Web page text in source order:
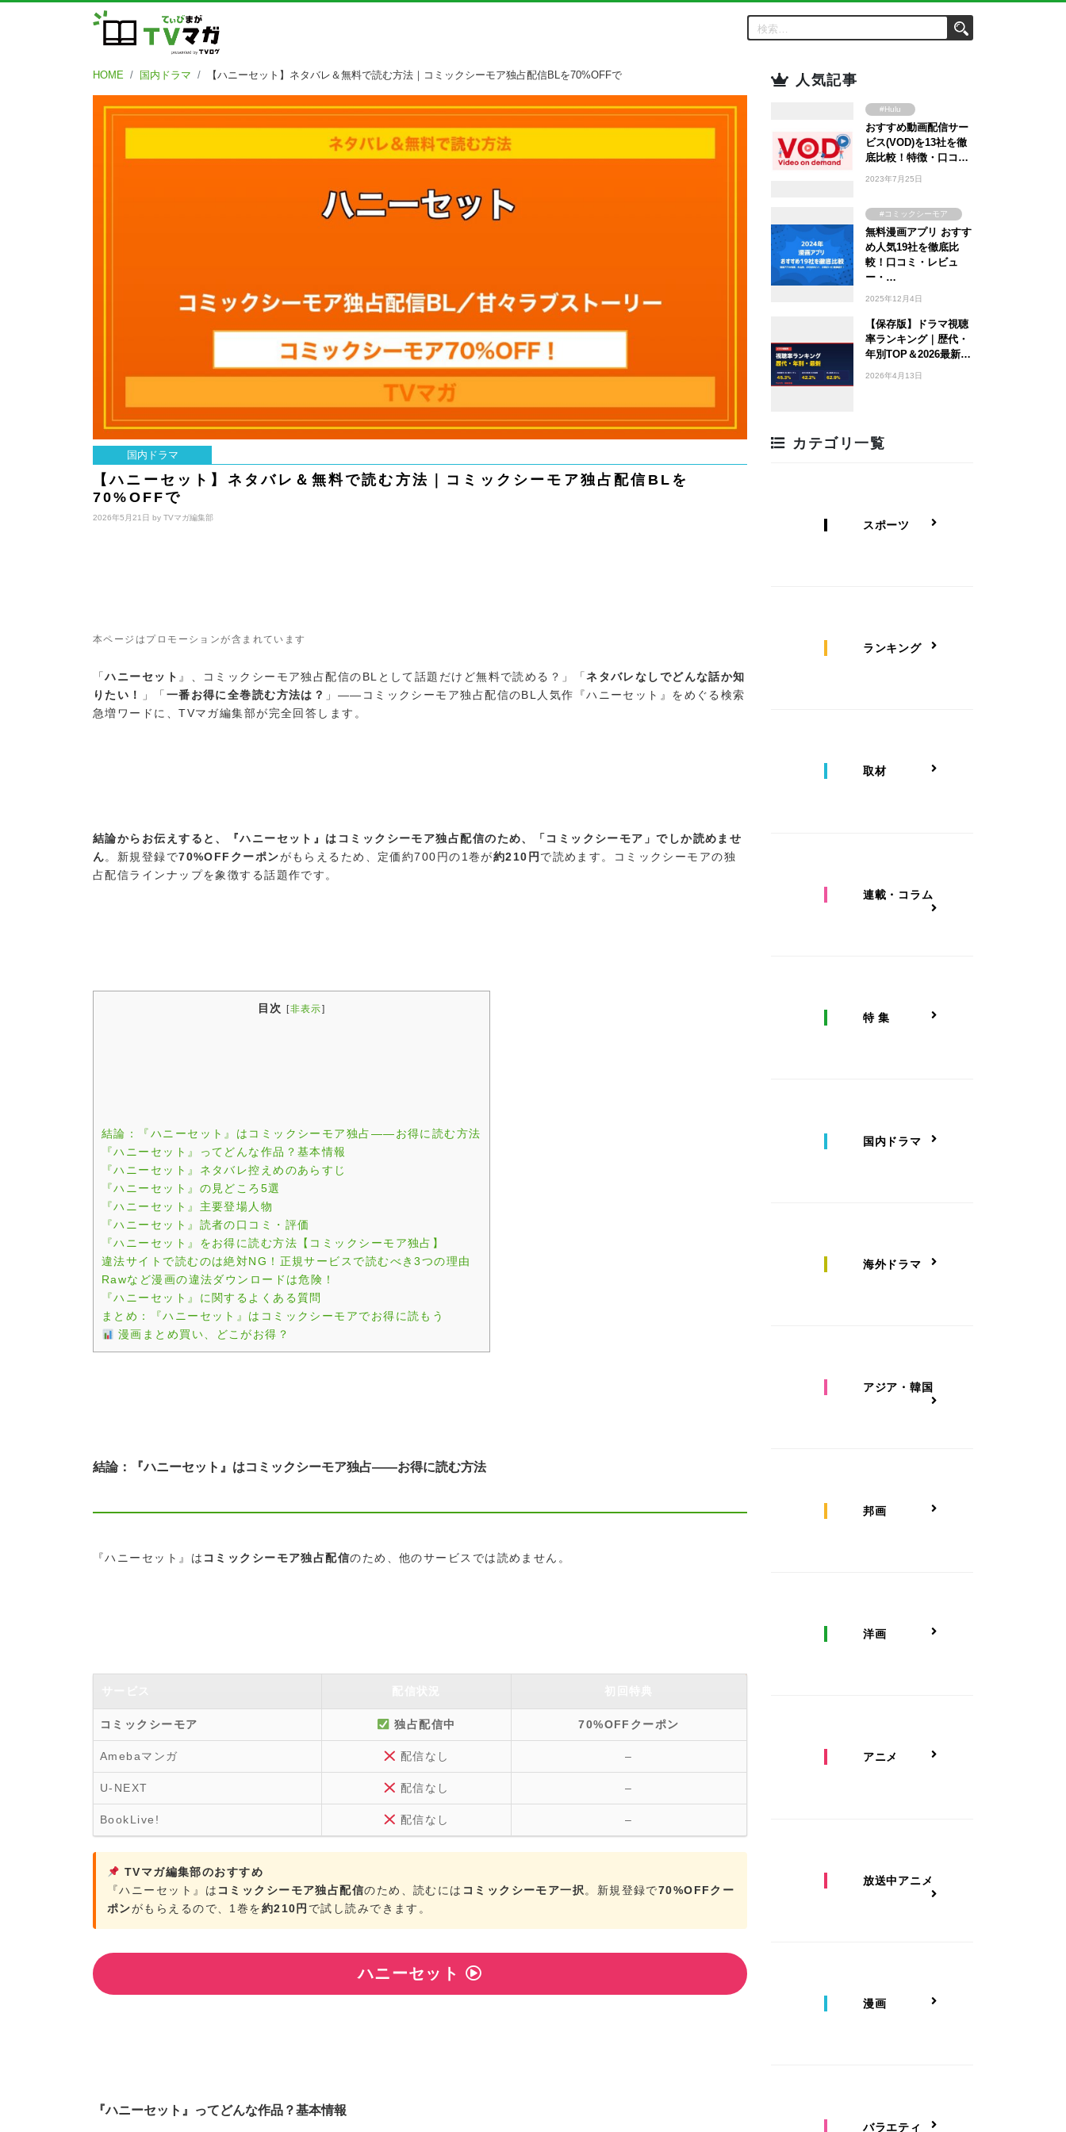
HOME 国内ドラマ 【ハニーセット】ネタバレ＆無料で読む方法｜コミックシーモア独占配信BLを70%OFFで
国内ドラマ
【ハニーセット】ネタバレ＆無料で読む方法｜コミックシーモア独占配信BLを
70%OFFで
2026年5月21日 by TVマガ編集部
本ページはプロモーションが含まれています
「ハニーセット 』、コミックシーモア独占配信のBLとして話題だけど無料で読める？」「ネタバレなしでどんな話か知
りたい！
」「 一番お得に全巻読む方法は？ 」——コミックシーモア独占配信のBL人気作『ハニーセット』をめぐる検索
急増ワードに、TVマガ編集部が完全回答します。
結論からお伝えすると、『ハニーセット』はコミックシーモア独占配信のため、「コミックシーモア」でしか読めませ
ん。新規登録で70%OFFクーポンがもらえるため、定価約700円の1巻が約210円 で読めます。コミックシーモアの独
占配信ラインナップを象徴する話題作です。
目次 [非表示]
結論：『ハニーセット』はコミックシーモア独占——お得に読む方法
『ハニーセット』ってどんな作品？基本情報
『ハニーセット』ネタバレ控えめのあらすじ
『ハニーセット』の見どころ5選
『ハニーセット』主要登場人物
『ハニーセット』読者の口コミ・評価
『ハニーセット』をお得に読む方法【コミックシーモア独占】
違法サイトで読むのは絶対NG！正規サービスで読むべき3つの理由
Rawなど漫画の違法ダウンロードは危険！
『ハニーセット』に関するよくある質問
まとめ：『ハニーセット』はコミックシーモアでお得に読もう
漫画まとめ買い、どこがお得？
結論：『ハニーセット』はコミックシーモア独占——お得に読む方法
『ハニーセット』は コミックシーモア独占配信のため、他のサービスでは読めません。
コミックシーモア 独占配信中 70%OFFクーポン
Amebaマンガ 配信なし –
U-NEXT 配信なし –
BookLive! 配信なし –
TVマガ編集部のおすすめ
『ハニーセット』は コミックシーモア独占配信のため、読むには コミックシーモア一択。新規登録で70%OFFクー
ポンがもらえるので、1巻を約210円 で試し読みできます。
ハニーセット
『ハニーセット』ってどんな作品？基本情報
人気記事
#Hulu
#Amazon Prime
Video
#FOD
#WOWOW
#ABEMA
#Lemino
#DMM TV
おすすめ動画配信サー
ビス(VOD)を13社を徹
底比較！特徴・口コ…
2023年7月25日
#コミックシーモア
#ebookjapan
#まんが王国
無料漫画アプリ おすす
め人気19社を徹底比
較！口コミ・レビュ
ー・…
2025年12月4日
【保存版】ドラマ視聴
率ランキング｜歴代・
年別TOP＆2026最新…
2026年4月13日
カテゴリ一覧
スポーツ
ランキング
取材
連載・コラム
特 集
国内ドラマ
海外ドラマ
アジア・韓国
邦画
洋画
アニメ
放送中アニメ
漫画
バラエティ